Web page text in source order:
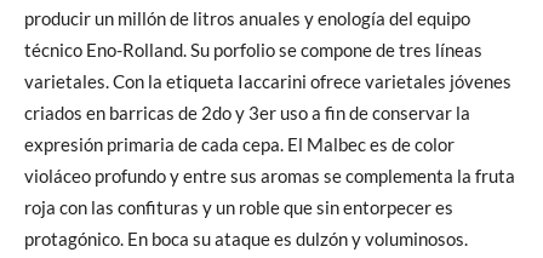
producir un millón de litros anuales y enología del equipo
técnico Eno-Rolland. Su porfolio se compone de tres líneas
varietales. Con la etiqueta Iaccarini ofrece varietales jóvenes
criados en barricas de 2do y 3er uso a fin de conservar la
expresión primaria de cada cepa. El Malbec es de color
violáceo profundo y entre sus aromas se complementa la fruta
roja con las confituras y un roble que sin entorpecer es
protagónico. En boca su ataque es dulzón y voluminosos.